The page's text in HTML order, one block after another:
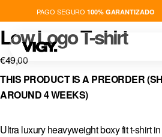
PAGO SEGURO100% GARANTIZADO
Low Logo T-shirt
€49,00
THIS PRODUCT IS A PREORDER
AROUND 4 WEEKS)
Ultra luxury heavyweight boxy fit t-shirt